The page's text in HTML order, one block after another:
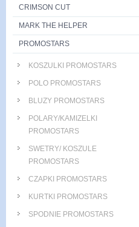
CRIMSON CUT
MARK THE HELPER
PROMOSTARS
KOSZULKI PROMOSTARS
POLO PROMOSTARS
BLUZY PROMOSTARS
POLARY/KAMIZELKI
PROMOSTARS
SWETRY/ KOSZULE
PROMOSTARS
CZAPKI PROMOSTARS
KURTKI PROMOSTARS
SPODNIE PROMOSTARS